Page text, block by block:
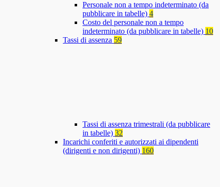
Personale non a tempo indeterminato (da
pubblicare in tabelle) 4
Costo del personale non a tempo
indeterminato (da pubblicare in tabelle) 10
Tassi di assenza 59
Tassi di assenza trimestrali (da pubblicare
in tabelle) 32
Incarichi conferiti e autorizzati ai dipendenti
(dirigenti e non dirigenti) 160